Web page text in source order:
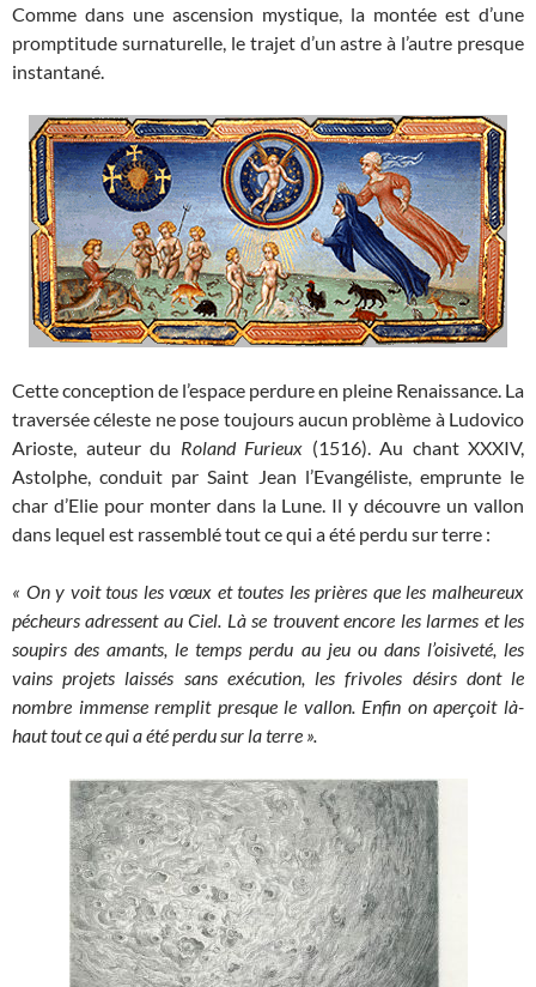
Comme dans une ascension mystique, la montée est d’une
promptitude surnaturelle, le trajet d’un astre à l’autre presque
instantané.
Cette conception de l’espace perdure en pleine Renaissance. La
traversée céleste ne pose toujours aucun problème à Ludovico
Arioste, auteur du Roland Furieux (1516). Au chant XXXIV,
Astolphe, conduit par Saint Jean l’Evangéliste, emprunte le
char d’Elie pour monter dans la Lune. Il y découvre un vallon
dans lequel est rassemblé tout ce qui a été perdu sur terre :
« On y voit tous les vœux et toutes les prières que les malheureux
pécheurs adressent au Ciel. Là se trouvent encore les larmes et les
soupirs des amants, le temps perdu au jeu ou dans l’oisiveté, les
vains projets laissés sans exécution, les frivoles désirs dont le
nombre immense remplit presque le vallon. Enfin on aperçoit là-
haut tout ce qui a été perdu sur la terre ».